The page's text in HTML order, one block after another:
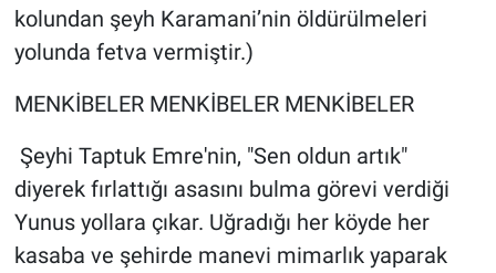
kolundan şeyh Karamani’nin öldürülmeleri
yolunda fetva vermiştir.)
MENKİBELER MENKİBELER MENKİBELER
Şeyhi Taptuk Emre'nin, "Sen oldun artık"
diyerek fırlattığı asasını bulma görevi verdiği
Yunus yollara çıkar. Uğradığı her köyde her
kasaba ve şehirde manevi mimarlık yaparak